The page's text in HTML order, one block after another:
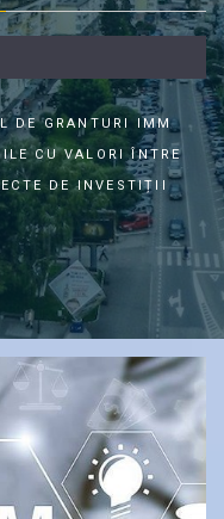
DE GRANTURI IMM
CU VALORI ÎNTRE
DE INVESTIȚII